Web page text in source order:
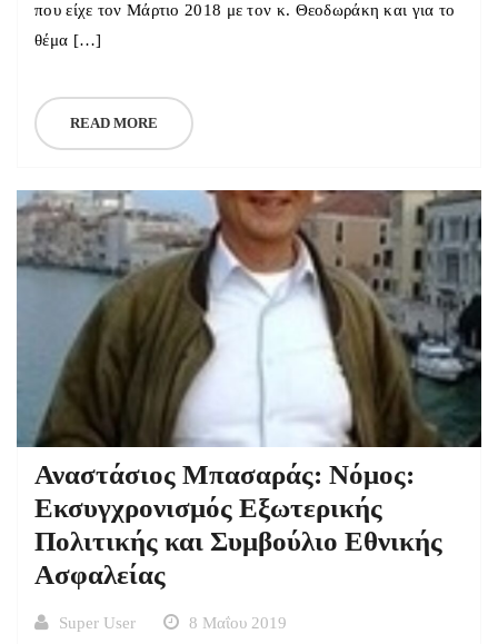
που είχε τον Μάρτιο 2018 με τον κ. Θεοδωράκη και για το
θέμα […]
READ MORE
Αναστάσιος Μπασαράς: Νόμος:
Εκσυγχρονισμός Εξωτερικής
Πολιτικής και Συμβούλιο Εθνικής
Ασφαλείας
Super User
8 Μαΐου 2019